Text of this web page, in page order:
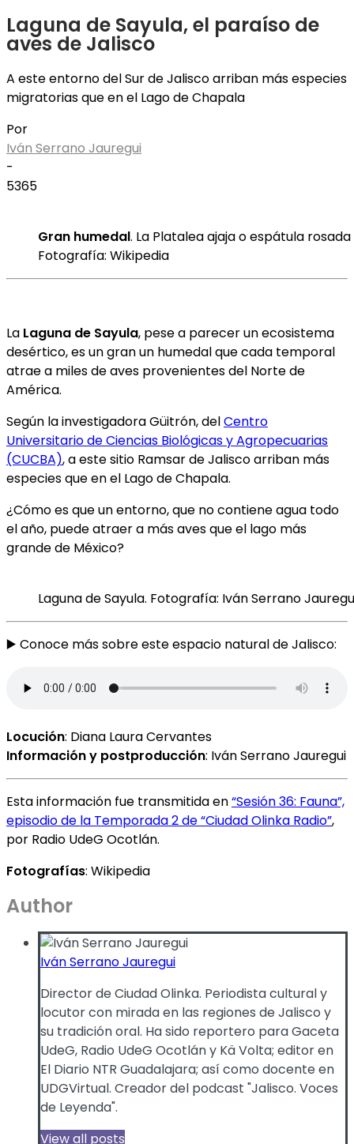
Laguna de Sayula, el paraíso de
aves de Jalisco
A este entorno del Sur de Jalisco arriban más especies
migratorias que en el Lago de Chapala
Por
Iván Serrano Jauregui
-
5365
Gran humedal. La Platalea ajaja o espátula
Fotografía: Wikipedia
La Laguna de Sayula, pese a parecer un ecosistema
desértico, es un gran un humedal que cada temporal
atrae a miles de aves provenientes del Norte de
América.
Según la investigadora Güitrón, delCentro
Universitario de Ciencias Biológicas y Agropecuarias
(CUCBA), a este sitio Ramsar de Jalisco arriban más
especies que en el Lago de Chapala.
¿Cómo es que un entorno, que no contiene agua todo
el año, puede atraer a más aves que el lago más
grande de México?
Laguna de Sayula. Fotografía: Iván Serrano
▶️ Conoce más sobre este espacio natural de Jalisco:
Locución: Diana Laura Cervantes
Información y postproducción: Iván Serrano Jauregui
Esta información fue transmitida en“Sesión 36: Fauna”,
episodio de la Temporada 2 de “Ciudad Olinka Radio”,
por Radio UdeG Ocotlán.
Fotografías: Wikipedia
Author
Iván Serrano Jauregui
Director de Ciudad Olinka. Periodista cultural y
locutor con mirada en las regiones de Jalisco y
su tradición oral. Ha sido reportero para Gaceta
UdeG, Radio UdeG Ocotlán y Kä Volta; editor en
El Diario NTR Guadalajara; así como docente en
UDGVirtual. Creador del podcast "Jalisco. Voces
de Leyenda".
View all posts